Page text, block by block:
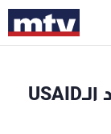
وزير الزراعة بحث مع شيا ووفد الـUSAID